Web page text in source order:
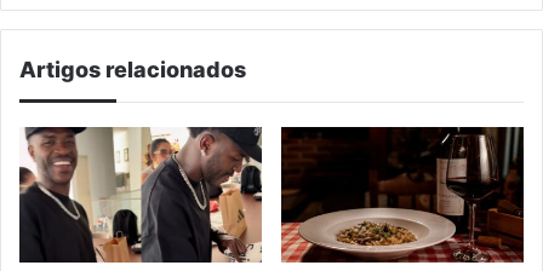
emagrecedoras”
Artigos relacionados